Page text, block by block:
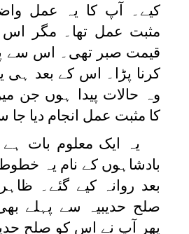
کیے۔ آپ کا یہ عمل
مثبت عمل تھا۔ مگر
قیمت صبر تھی۔ اس سے
کرنا پڑا۔ اس کے بعد ہی
وہ حالات پیدا ہوں جن
کا مثبت عمل انجام دیا جا
یہ ایک معلوم بات ہے
بادشاہوں کے نام یہ
بعد روانہ کیے گئے۔
صلح حدیبیہ سے پہلے
پھر آپ نے اس کو صلح